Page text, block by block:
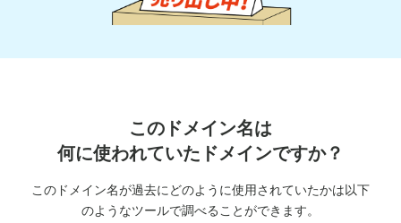
このドメイン名は
何に使われていたドメインですか？
このドメイン名が過去にどのように使用されていたかは以下
のようなツールで調べることができます。